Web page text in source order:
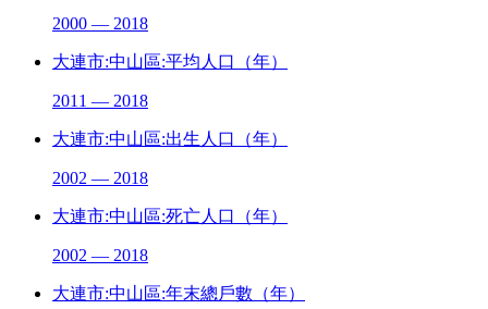
2000 — 2018
大連市:中山區:平均人口（年）
2011 — 2018
大連市:中山區:出生人口（年）
2002 — 2018
大連市:中山區:死亡人口（年）
2002 — 2018
大連市:中山區:年末總戶數（年）